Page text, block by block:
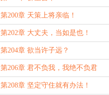
第200章 天策上将亲临！
第202章 大丈夫，当如是也！
第204章 欲当许子远？
第206章 君不负我，我绝不负君
第208章 坚定守住就有办法！